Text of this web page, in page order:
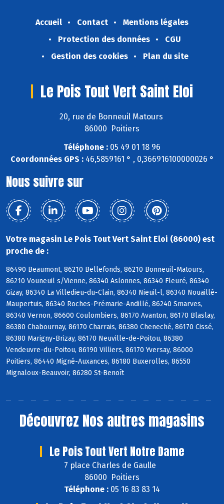
Accueil Contact
Mentions légales
Protection des données
CGU
Gestion des cookies
Plan du site
Le Pois Tout Vert Saint Eloi
20, rue de Bonneuil Matours
86000 Poitiers
Téléphone : 05 49 01 18 96
Coordonnées GPS :46,5859161 ° , 0,366916100000026 °
Nous suivre sur
Votre magasin Le Pois Tout Vert Saint Eloi (86000) est
proche de :
86490 Beaumont, 86210 Bellefonds, 86210 Bonneuil-Matours,
86210 Vouneuil s/Vienne, 86340 Aslonnes, 86340 Fleuré, 86340
Gizay, 86340 La Villedieu-du-Clain, 86340 Nieuil-l, 86340 Nouaillé-
Maupertuis, 86340 Roches-Prémarie-Andillé, 86240 Smarves,
86340 Vernon, 86600 Coulombiers, 86170 Avanton, 86170 Blaslay,
86380 Chabournay, 86170 Charrais, 86380 Cheneché, 86170 Cissé,
86380 Marigny-Brizay, 86170 Neuville-de-Poitou, 86380
Vendeuvre-du-Poitou, 86190 Villiers, 86170 Yversay, 86000
Poitiers, 86440 Migné-Auxances, 86180 Buxerolles, 86550
Mignaloux-Beauvoir, 86280 St-Benoît
Découvrez Nos autres magasins
Le Pois Tout Vert Notre Dame
7 place Charles de Gaulle
86000 Poitiers
Téléphone : 05 16 83 83 14